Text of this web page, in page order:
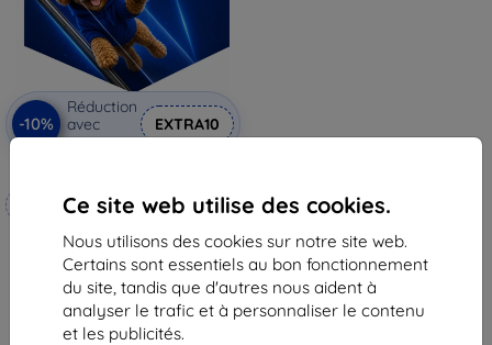
Ce site web utilise des cookies.
Nous utilisons des cookies sur notre site web.
Certains sont essentiels au bon fonctionnement
du site, tandis que d'autres nous aident à
analyser le trafic et à personnaliser le contenu
et les publicités.
-10%
Réduction
avec
coupon
EXTRA10
Fabriqué sur mesure
20,90 €
18,82 €
En stock 3 pièces